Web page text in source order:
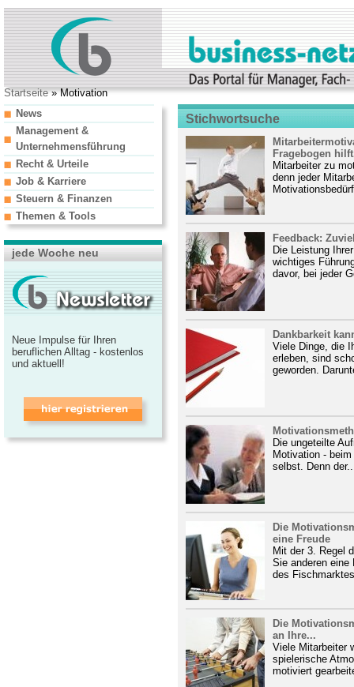
Startseite» Motivation
Stichwortsuche
Fragebogen
Mitarbeiter zu
denn jeder
Feedback:
Die Leistung
wichtiges
davor, bei jeder
Dankbarkeit
Viele Dinge, die
erleben, sind
geworden.
Die ungeteilte
Motivation -
selbst. Denn
Die
eine Freude
Mit der 3. Regel
Sie anderen eine
des
Die
an Ihre...
Viele Mitarbeiter
spielerische
motiviert
News
Management &
Unternehmensführung
Recht & Urteile
Job & Karriere
Steuern & Finanzen
Themen & Tools
jede Woche neu
Neue Impulse für Ihren
beruflichen Alltag - kostenlos
und aktuell!